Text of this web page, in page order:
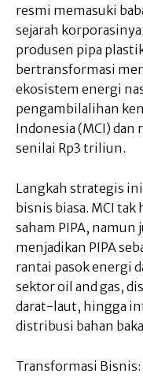
resmi memasuki
sejarah
produsen pipa
bertransformasi
ekosistem energi
pengambilalihan
Indonesia (MCI) dan
senilai Rp3 triliun.
Langkah strategis
bisnis biasa. MCI
saham PIPA, namun
menjadikan PIPA
rantai pasok energi
sektor oil and gas,
darat-laut, hingga
distribusi bahan
Transformasi Bisnis: